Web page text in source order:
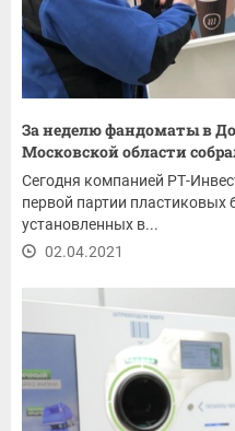
За неделю фандоматы в
Московской области
Сегодня компанией РТ-
первой партии
установленных в...
02.04.2021